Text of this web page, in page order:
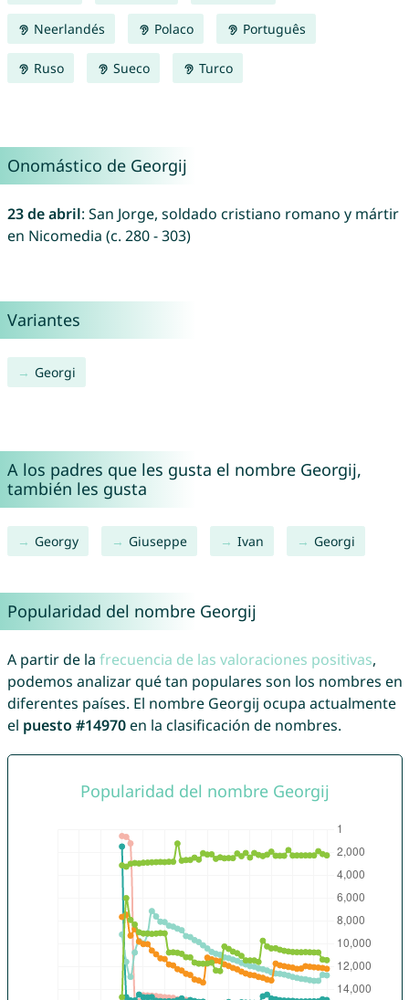
Neerlandés Polaco Português
Ruso Sueco Turco
Onomástico de Georgij
23 de abril: San Jorge, soldado cristiano romano y mártir
en Nicomedia (c. 280 - 303)
Variantes
Georgi
A los padres que les gusta el nombre Georgij,
también les gusta
Georgy Giuseppe Ivan Georgi
Popularidad del nombre Georgij
A partir de la frecuencia de las valoraciones positivas,
podemos analizar qué tan populares son los nombres en
diferentes países. El nombre Georgij ocupa actualmente
el puesto #14970en la clasificación de nombres.